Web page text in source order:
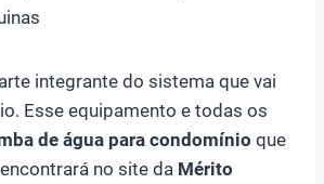
integrante do sistema que vai
Esse equipamento e todas os
de água para condomínio que
no site da Mérito